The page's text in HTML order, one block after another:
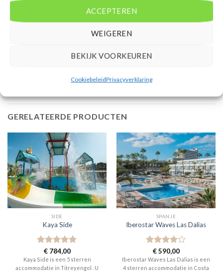
ACCEPTEREN
WEIGEREN
BEKIJK VOORKEUREN
CookiebeleidPrivacyverklaring
Bovenstaande prijs is op basis van 8 dagen
Mensen beoordelen deze reis met een 9,1
Vertrek vanaf AMS
GERELATEERDE PRODUCTEN
SIDE
Kaya Side
Gewaardeerd
5uit 5
€784,00
Kaya Side is een 5 sterren
accommodatie in Titreyengol . U
SPANJE
Iberostar Waves Las Dalias
Gewaardeerd
4uit 5
€590,00
Iberostar Waves Las Dalias is een
4 sterren accommodatie in Costa